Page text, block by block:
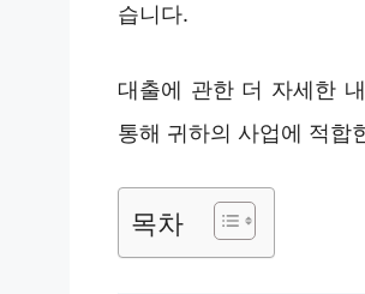
습니다.
대출에 관한 더 자세한
통해 귀하의 사업에 적합
목차